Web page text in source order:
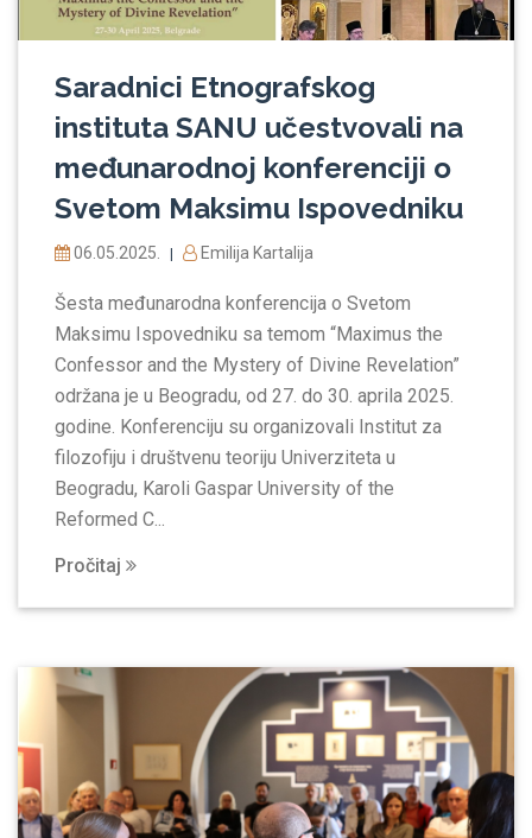
Saradnici Etnografskog
instituta SANU učestvovali na
međunarodnoj konferenciji o
Svetom Maksimu Ispovedniku
06.05.2025. | Emilija Kartalija
Šesta međunarodna konferencija o Svetom
Maksimu Ispovedniku sa temom “Maximus the
Confessor and the Mystery of Divine Revelation”
održana je u Beogradu, od 27. do 30. aprila 2025.
godine. Konferenciju su organizovali Institut za
filozofiju i društvenu teoriju Univerziteta u
Beogradu, Karoli Gaspar University of the
Reformed C...
Pročitaj